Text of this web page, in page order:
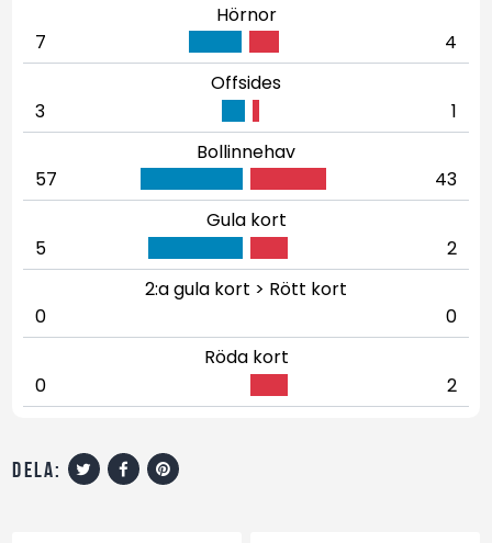
Hörnor
7
4
Offsides
3
1
Bollinnehav
57
43
Gula kort
5
2
2:a gula kort > Rött kort
0
0
Röda kort
0
2
dela: